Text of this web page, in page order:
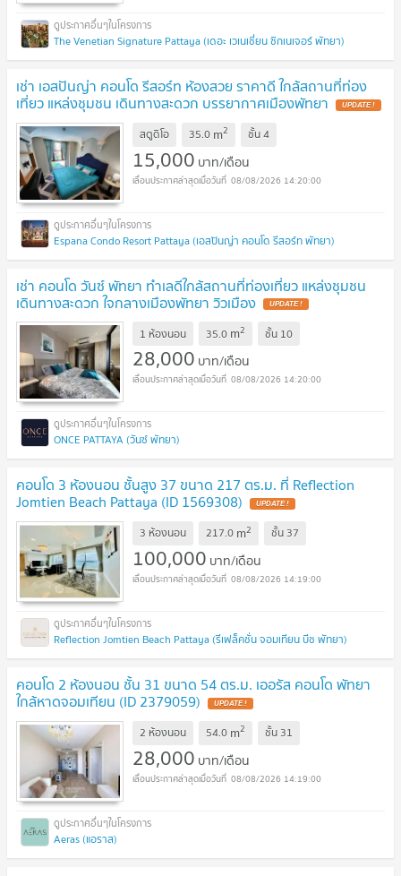
The Venetian Signature Pattaya (เดอะ เวเนเชี่ยน ซิกเนเจอร์ พัทยา)
เช่า เอสปันญ่า คอนโด รีสอร์ท ห้องสวย ราคาดี ใกล้สถานที่ท่อง
เที่ยว แหล่งชุมชน เดินทางสะดวก บรรยากาศเมืองพัทยา
สตูดิโอ 35.0 m2 ชั้น4
15,000 บาท/เดือน
08/08/2026 14:20:00
Espana Condo Resort Pattaya (เอสปันญ่า คอนโด รีสอร์ท พัทยา)
เช่า คอนโด วันซ์ พัทยา ทำเลดีใกล้สถานที่ท่องเที่ยว แหล่งชุมชน
เดินทางสะดวก ใจกลางเมืองพัทยา วิวเมือง
1 ห้องนอน 35.0 m2 ชั้น 10
28,000 บาท/เดือน
08/08/2026 14:20:00
ONCE PATTAYA (วันซ์ พัทยา)
คอนโด 3 ห้องนอน ชั้นสูง 37 ขนาด 217 ตร.ม. ที่ Reflection
Jomtien Beach Pattaya (ID 1569308)
3 ห้องนอน 217.0 m2 ชั้น 37
100,000 บาท/เดือน
08/08/2026 14:19:00
Reflection Jomtien Beach Pattaya (รีเฟล็คชั่น จอมเทียน บีช พัทยา)
คอนโด 2 ห้องนอน ชั้น 31 ขนาด 54 ตร.ม. เออรัส คอนโด พัทยา
ใกล้หาดจอมเทียน (ID 2379059)
2 ห้องนอน 54.0 m2 ชั้น 31
28,000 บาท/เดือน
08/08/2026 14:19:00
Aeras (แอราส)